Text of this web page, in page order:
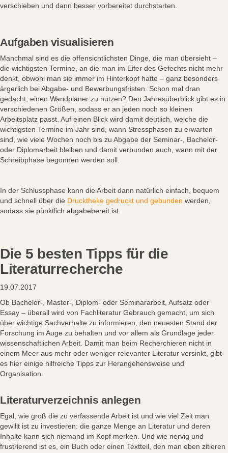
verschieben und dann besser vorbereitet durchstarten.
Aufgaben visualisieren
Manchmal sind es die offensichtlichsten Dinge, die man übersieht –
die wichtigsten Termine, an die man im Eifer des Gefechts nicht mehr
denkt, obwohl man sie immer im Hinterkopf hatte – ganz besonders
ärgerlich bei Abgabe- und Bewerbungsfristen. Schon mal dran
gedacht, einen Wandplaner zu nutzen? Den Jahresüberblick gibt es in
verschiedenen Größen, sodass er an jeden noch so kleinen
Arbeitsplatz passt. Auf einen Blick wird damit deutlich, welche die
wichtigsten Termine im Jahr sind, wann Stressphasen zu erwarten
sind, wie viele Wochen noch bis zu Abgabe der Seminar-, Bachelor-
oder Diplomarbeit bleiben und damit verbunden auch, wann mit der
Schreibphase begonnen werden soll.
In der Schlussphase kann die Arbeit dann natürlich einfach, bequem
und schnell über die Drucktheke gedruckt und gebunden werden,
sodass sie pünktlich abgabebereit ist.
Die 5 besten Tipps für die
Literaturrecherche
19.07.2017
Ob Bachelor-, Master-, Diplom- oder Seminararbeit, Aufsatz oder
Essay – überall wird von Fachliteratur Gebrauch gemacht, um sich
über wichtige Sachverhalte zu informieren, den neuesten Stand der
Forschung im Auge zu behalten und vor allem als Grundlage jeder
wissenschaftlichen Arbeit. Damit man beim Recherchieren nicht in
einem Meer aus mehr oder weniger relevanter Literatur versinkt, gibt
es hier einige hilfreiche Tipps zur Herangehensweise und
Organisation.
Literaturverzeichnis anlegen
Egal, wie groß die zu verfassende Arbeit ist und wie viel Zeit man
gewillt ist zu investieren: die ganze Menge an Literatur und deren
Inhalte kann sich niemand im Kopf merken. Und wie nervig und
frustrierend ist es, ein Buch oder einen Textteil, den man eben zitieren